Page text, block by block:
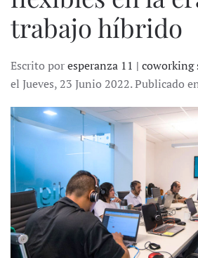
trabajo híbrido
Escrito poresperanza 11 |
el Jueves, 23 Junio 2022. Publicado